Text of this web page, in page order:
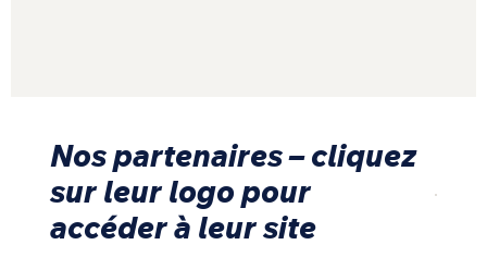
Nos partenaires – cliquez
sur leur logo pour
accéder à leur site